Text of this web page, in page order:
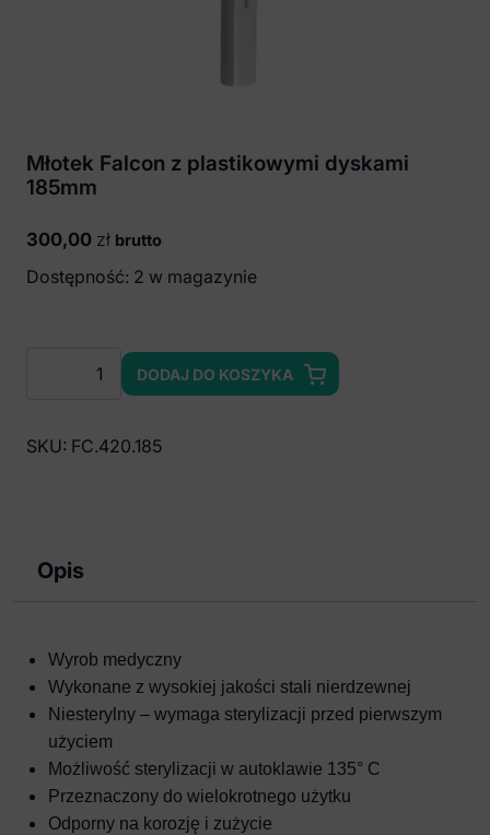
Młotek Falcon z plastikowymi dyskami
185mm
300,00 zł brutto
Dostępność: 2 w magazynie
z
DODAJ DO KOSZYKA
SKU: FC.420.185
Opis
Wyrob medyczny
Wykonane z wysokiej jakości stali nierdzewnej
Niesterylny – wymaga sterylizacji przed pierwszym
użyciem
Możliwość sterylizacji w autoklawie 135° C
Przeznaczony do wielokrotnego użytku
Odporny na korozję i zużycie